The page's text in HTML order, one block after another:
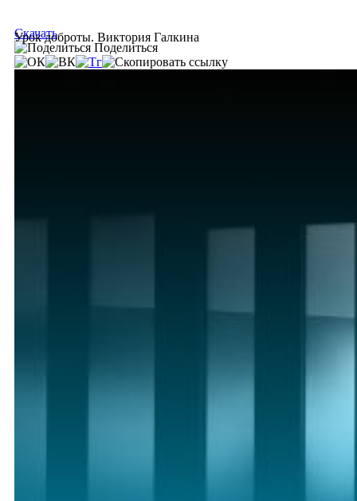
Урок доброты. Виктория Галкина
Скачать
Поделиться